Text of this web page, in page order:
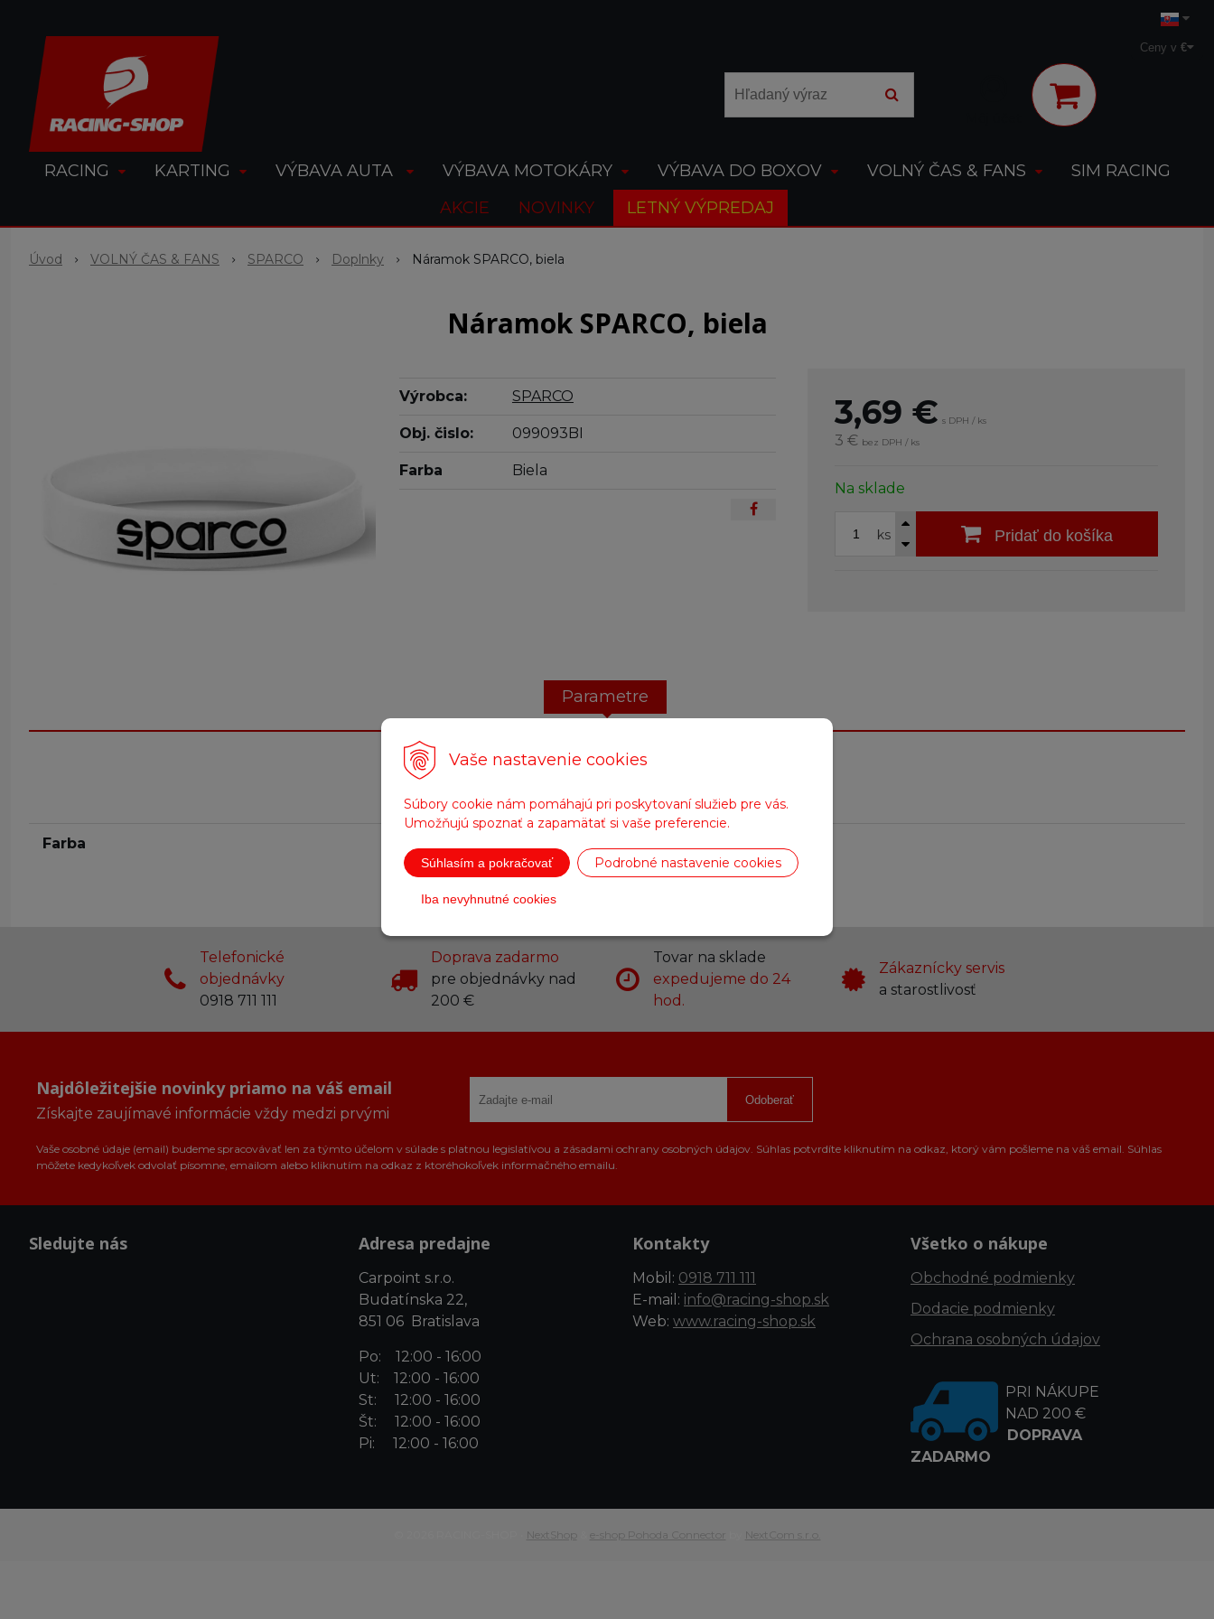
Vaše nastavenie cookies
Súbory cookie nám pomáhajú pri poskytovaní služieb pre vás.
Umožňujú spoznať a zapamätať si vaše preferencie.
Súhlasím a pokračovať Podrobné nastavenie cookies
Iba nevyhnutné cookies
Ceny v €
RACING KARTING VÝBAVA AUTA VÝBAVA MOTOKÁRY VÝBAVA DO BOXOV VOLNÝ ČAS & FANS
SIM RACING
AKCIE
NOVINKY LETNÝ VÝPREDAJ
Úvod VOLNÝ ČAS & FANS SPARCO Doplnky Náramok SPARCO, biela
Náramok SPARCO, biela
3,69 € s DPH / ks
3 € bez DPH / ks
Na sklade
ks Pridať do košíka
Výrobca: SPARCO
Obj. čislo: 099093BI
Farba Biela
Parametre
Parametre
Farba
Telefonické
objednávky
0918 711 111
Doprava zadarmo
pre objednávky nad
200 €
Tovar na sklade
expedujeme do 24
hod.
Zákaznícky servis
a starostlivosť
Najdôležitejšie novinky priamo na váš email
Získajte zaujímavé informácie vždy medzi prvými
Odoberať
Vaše osobné údaje (email) budeme spracovávať len za týmto účelom v súlade s platnou legislatívou a zásadami ochrany osobných údajov. Súhlas potvrdíte kliknutím na odkaz, ktorý vám pošleme na váš email. Súhlas
môžete kedykoľvek odvolať písomne, emailom alebo kliknutím na odkaz z ktoréhokoľvek informačného emailu.
Sledujte nás Adresa predajne
Carpoint s.r.o.
Budatínska 22,
851 06 Bratislava
Po: 12:00 - 16:00
Ut: 12:00 - 16:00
St: 12:00 - 16:00
Št: 12:00 - 16:00
Pi: 12:00 - 16:00
Kontakty
Mobil: 0918 711 111
E-mail: info@racing-shop.sk
Web: www.racing-shop.sk
Všetko o nákupe
Obchodné podmienky
Dodacie podmienky
Ochrana osobných údajov
PRI NÁKUPE
NAD 200 €
DOPRAVA
ZADARMO
NextShop e-shop Pohoda Connector NextCom s.r.o.